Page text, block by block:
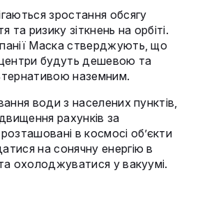
зростання обсягу
та ризику зіткнень на орбіті.
Маска стверджують, що
будуть дешевою та
наземним.
води з населених пунктів,
рахунків за
в космосі об’єкти
на сонячну енергію в
охолоджуватися у вакуумі.